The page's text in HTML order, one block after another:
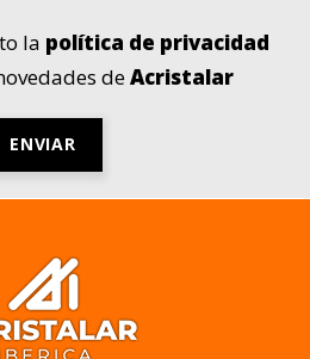
la política de privacidad
deAcristalar